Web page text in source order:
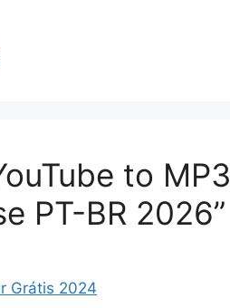
to MP3
PT-BR 2026”
Grátis 2024